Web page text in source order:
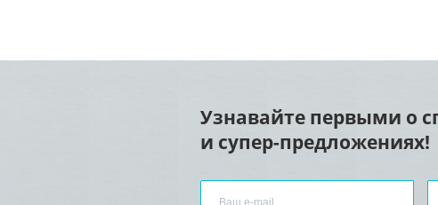
Узнавайте первыми о
и супер-предложениях!